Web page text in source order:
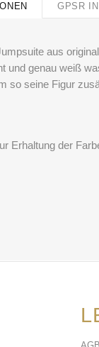
GPSR
aus
und genau weiß
so seine Figur
Erhaltung der